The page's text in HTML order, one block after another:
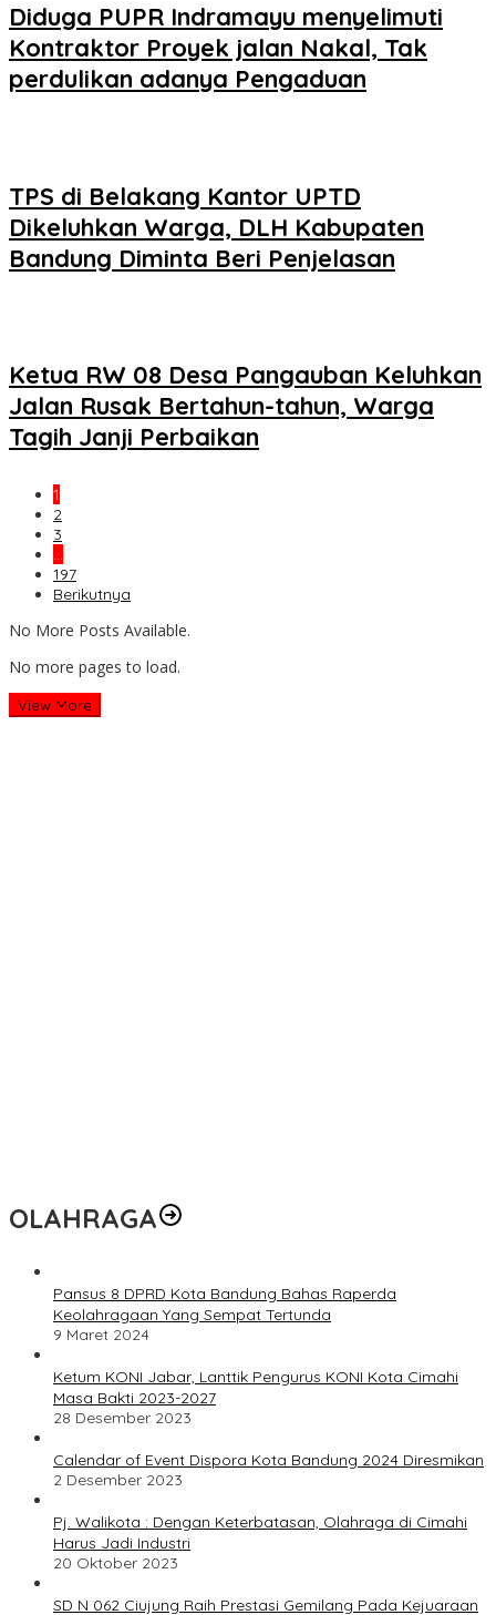
Diduga PUPR Indramayu menyelimuti
Kontraktor Proyek jalan Nakal, Tak
perdulikan adanya Pengaduan
TPS di Belakang Kantor UPTD
Dikeluhkan Warga, DLH Kabupaten
Bandung Diminta Beri Penjelasan
Ketua RW 08 Desa Pangauban Keluhkan
Jalan Rusak Bertahun-tahun, Warga
Tagih Janji Perbaikan
1
2
3
…
197
Berikutnya
No More Posts Available.
No more pages to load.
View More
OLAHRAGA
Pansus 8 DPRD Kota Bandung Bahas Raperda
Keolahragaan Yang Sempat Tertunda
9 Maret 2024
Ketum KONI Jabar, Lanttik Pengurus KONI Kota Cimahi
Masa Bakti 2023-2027
28 Desember 2023
Calendar of Event Dispora Kota Bandung 2024 Diresmikan
2 Desember 2023
Pj. Walikota : Dengan Keterbatasan, Olahraga di Cimahi
Harus Jadi Industri
20 Oktober 2023
SD N 062 Ciujung Raih Prestasi Gemilang Pada Kejuaraan